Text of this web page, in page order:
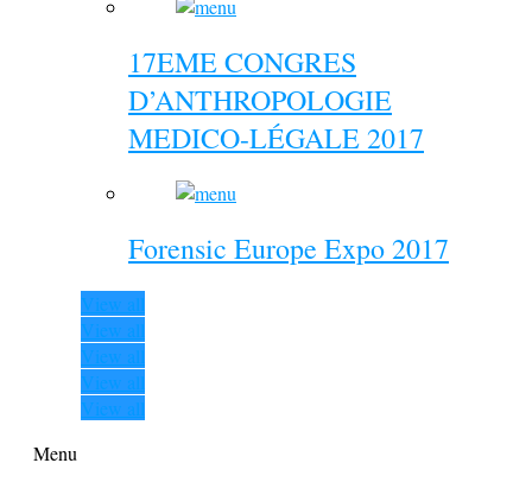
17EME CONGRES
D’ANTHROPOLOGIE
MEDICO-LÉGALE 2017
Forensic Europe Expo 2017
View all
View all
View all
View all
View all
Menu